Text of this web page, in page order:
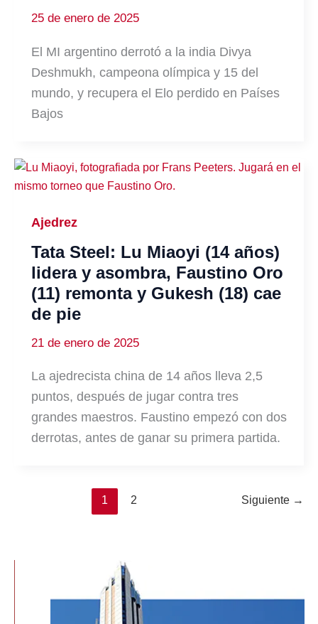
25 de enero de 2025
El MI argentino derrotó a la india Divya
Deshmukh, campeona olímpica y 15 del
mundo, y recupera el Elo perdido en Países
Bajos
Ajedrez
Tata Steel: Lu Miaoyi (14 años)
lidera y asombra, Faustino Oro
(11) remonta y Gukesh (18) cae
de pie
21 de enero de 2025
La ajedrecista china de 14 años lleva 2,5
puntos, después de jugar contra tres
grandes maestros. Faustino empezó con dos
derrotas, antes de ganar su primera partida.
1 2 Siguiente →